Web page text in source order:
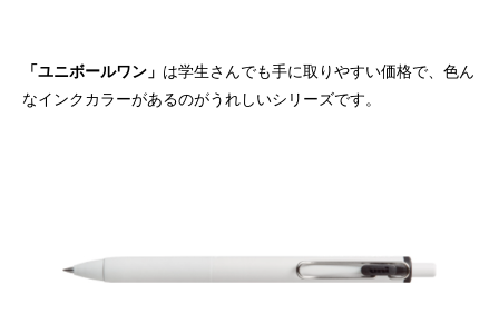
「ユニボールワン」 は学生さんでも手に取りやすい価格で、色ん
なインクカラーがあるのがうれしいシリーズです。